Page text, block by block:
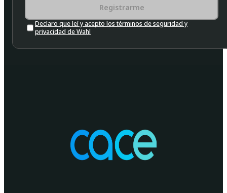
Registrarme
Declaro que leí y acepto los términos de seguridad y
privacidad de Wahl